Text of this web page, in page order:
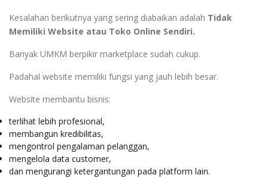
Kesalahan berikutnya yang sering diabaikan adalah Tidak
Memiliki Website atau Toko Online Sendiri.
Banyak UMKM berpikir marketplace sudah cukup.
Padahal website memiliki fungsi yang jauh lebih besar.
Website membantu bisnis:
terlihat lebih profesional,
membangun kredibilitas,
mengontrol pengalaman pelanggan,
mengelola data customer,
dan mengurangi ketergantungan pada platform lain.